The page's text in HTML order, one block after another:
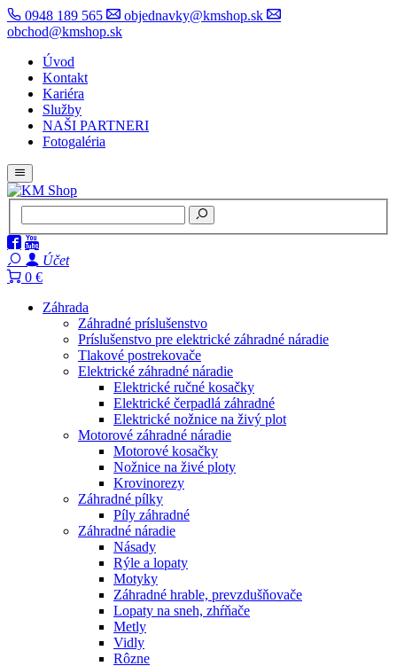
0948 189 565
objednavky@kmshop.sk
obchod@kmshop.sk
Úvod
Kontakt
Kariéra
Služby
NAŠI PARTNERI
Fotogaléria
Účet
0 €
Záhrada
Záhradné príslušenstvo
Príslušenstvo pre elektrické záhradné náradie
Tlakové postrekovače
Elektrické záhradné náradie
Elektrické ručné kosačky
Elektrické čerpadlá záhradné
Elektrické nožnice na živý plot
Motorové záhradné náradie
Motorové kosačky
Nožnice na živé ploty
Krovinorezy
Záhradné pílky
Píly záhradné
Záhradné náradie
Násady
Rýle a lopaty
Motyky
Záhradné hrable, prevzdušňovače
Lopaty na sneh, zhŕňače
Metly
Vidly
Rôzne